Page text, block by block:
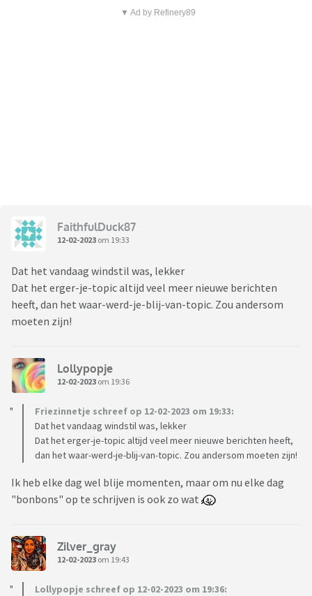
▼ Ad by Refinery89
FaithfulDuck87
12-02-2023 om 19:33
Dat het vandaag windstil was, lekker
Dat het erger-je-topic altijd veel meer nieuwe berichten
heeft, dan het waar-werd-je-blij-van-topic. Zou andersom
moeten zijn!
Lollypopje
12-02-2023 om 19:36
Friezinnetje schreef op 12-02-2023 om 19:33:
Dat het vandaag windstil was, lekker
Dat het erger-je-topic altijd veel meer nieuwe berichten heeft,
dan het waar-werd-je-blij-van-topic. Zou andersom moeten zijn!
Ik heb elke dag wel blije momenten, maar om nu elke dag
"bonbons" op te schrijven is ook zo wat
Zilver_gray
12-02-2023 om 19:43
Lollypopje schreef op 12-02-2023 om 19:36: